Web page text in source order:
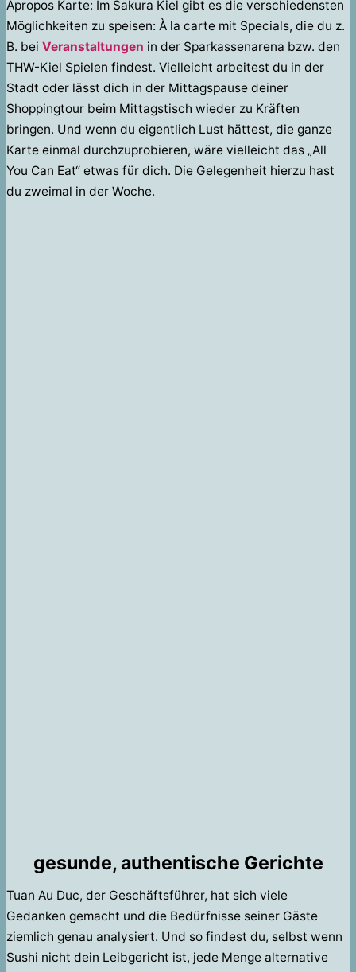
Apropos Karte: Im Sakura Kiel gibt es die verschiedensten
Möglichkeiten zu speisen: À la carte mit Specials, die du z.
B. bei Veranstaltungen in der Sparkassenarena bzw. den
THW-Kiel Spielen findest. Vielleicht arbeitest du in der
Stadt oder lässt dich in der Mittagspause deiner
Shoppingtour beim Mittagstisch wieder zu Kräften
bringen. Und wenn du eigentlich Lust hättest, die ganze
Karte einmal durchzuprobieren, wäre vielleicht das „All
You Can Eat“ etwas für dich. Die Gelegenheit hierzu hast
du zweimal in der Woche.
gesunde, authentische Gerichte
Tuan Au Duc, der Geschäftsführer, hat sich viele
Gedanken gemacht und die Bedürfnisse seiner Gäste
ziemlich genau analysiert. Und so findest du, selbst wenn
Sushi nicht dein Leibgericht ist, jede Menge alternative